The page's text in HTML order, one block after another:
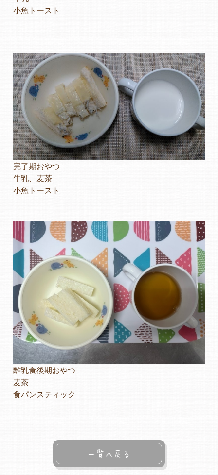
小魚トースト
完了期おやつ
牛乳、麦茶
小魚トースト
離乳食後期おやつ
麦茶
食パンスティック
一覧へ戻る